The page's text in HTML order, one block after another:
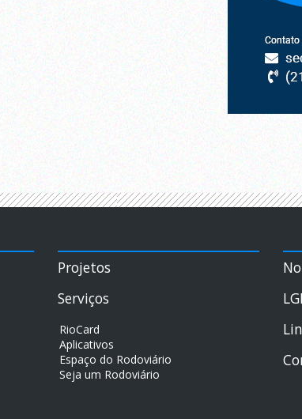
Projetos
Serviços
RioCard
Aplicativos
Espaço do Rodoviário
Seja um Rodoviário